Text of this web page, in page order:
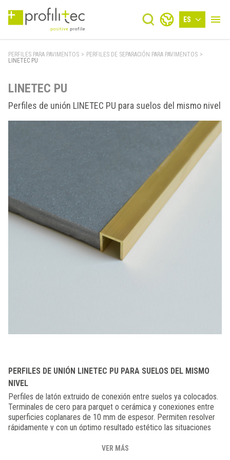
ES
PERFILES PARA PAVIMENTOS > PERFILES DE SEPARACIÓN PARA PAVIMENTOS >
LINETEC PU
LINETEC PU
Perfiles de unión LINETEC PU para suelos del mismo nivel
PERFILES DE UNIÓN LINETEC PU PARA SUELOS DEL MISMO
NIVEL
Perfiles de latón extruido de conexión entre suelos ya colocados.
Terminales de cero para parquet o cerámica y conexiones entre
superficies coplanares de 10 mm de espesor. Permiten resolver
rápidamente y con un óptimo resultado estético las situaciones
diferente, donde no se haya previsto un oportuno sistema de
VER MÁS